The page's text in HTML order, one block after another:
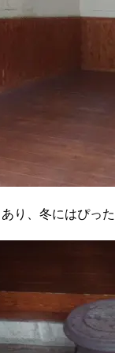
り、冬にはぴっ